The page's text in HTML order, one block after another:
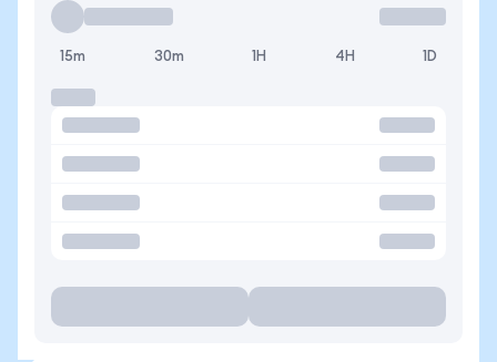
15m 30m 1H 4H 1D